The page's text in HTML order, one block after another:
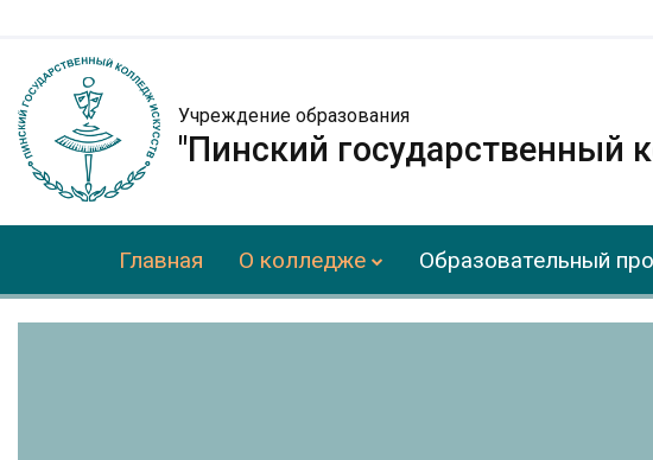
Учреждение образования
"Пинский государственный
Главная О колледже Образовательный